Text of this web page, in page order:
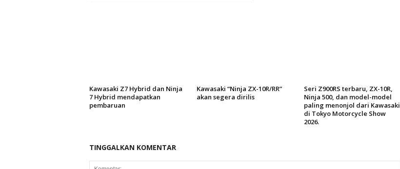
Kawasaki Z7 Hybrid dan Ninja
7 Hybrid mendapatkan
pembaruan
Kawasaki “Ninja ZX-10R/RR”
akan segera dirilis
Seri Z900RS terbaru, ZX-10R,
Ninja 500, dan model-model
paling menonjol dari Kawasaki
di Tokyo Motorcycle Show
2026.
TINGGALKAN KOMENTAR